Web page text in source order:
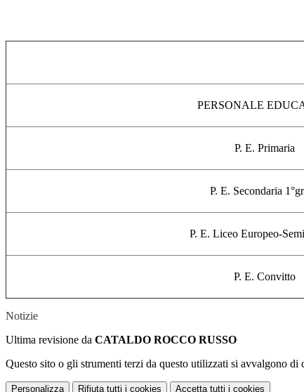
PERSONALE
P. E. Primaria
P. E. Secondaria
P. E. Liceo Europeo-
P. E. Convitto
Notizie
Ultima revisione da CATALDO ROCCO RUSSO
Questo sito o gli strumenti terzi da questo utilizzati si avvalgono
Personalizza Rifiuta tutti i cookies Accetta tutti i cookies